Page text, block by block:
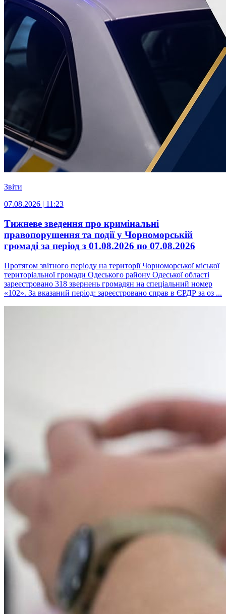
Звіти
07.08.2026 | 11:23
Тижневе зведення про кримінальні
правопорушення та події у Чорноморській
громаді за період з 01.08.2026 по 07.08.2026
Протягом звітного періоду на території Чорноморської міської
територіальної громади Одеського району Одеської області
зареєстровано 318 звернень громадян на спеціальний номер
«102». За вказаний період: зареєстровано справ в ЄРДР за оз ...